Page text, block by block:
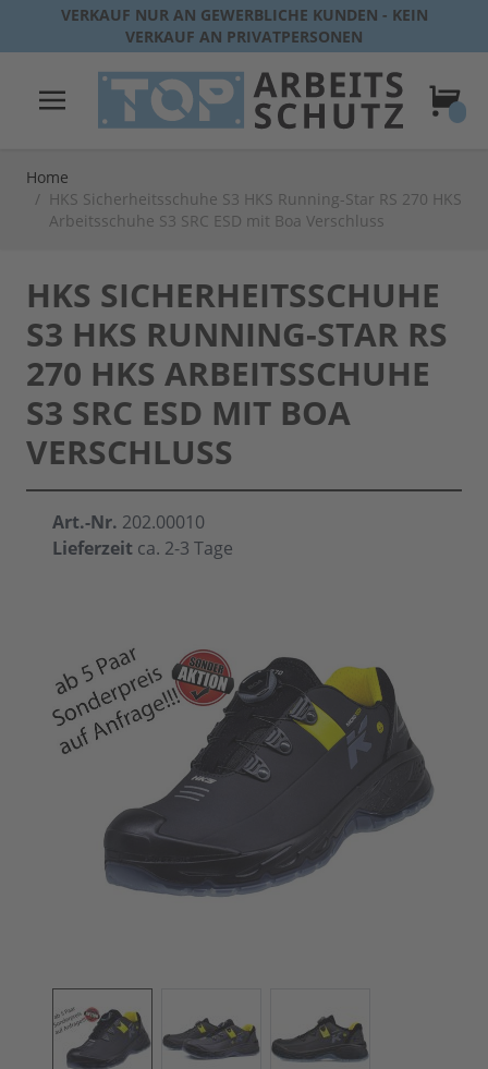
Direkt zum Inhalt
VERKAUF NUR AN GEWERBLICHE KUNDEN - KEIN
VERKAUF AN PRIVATPERSONEN
Home
/ HKS Sicherheitsschuhe S3 HKS Running-Star RS 270 HKS
Arbeitsschuhe S3 SRC ESD mit Boa Verschluss
HKS SICHERHEITSSCHUHE
S3 HKS RUNNING-STAR RS
270 HKS ARBEITSSCHUHE
S3 SRC ESD MIT BOA
VERSCHLUSS
Art.-Nr. 202.00010
Lieferzeit ca. 2-3 Tage